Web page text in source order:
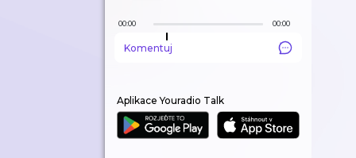
00:00 00:00
Komentuj
Aplikace Youradio Talk